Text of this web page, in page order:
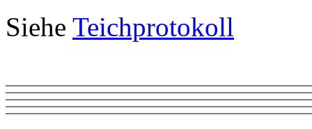
Siehe Teichprotokoll